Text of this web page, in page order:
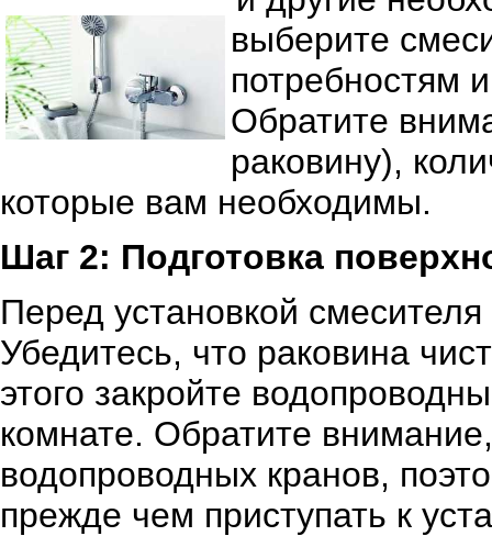
выберите
потребностям
Обратите
раковину),
которые вам необходимы.
Шаг 2: Подготовка
Перед установкой
Убедитесь, что раковина
этого закройте
комнате. Обратите
водопроводных кранов,
прежде чем приступать к